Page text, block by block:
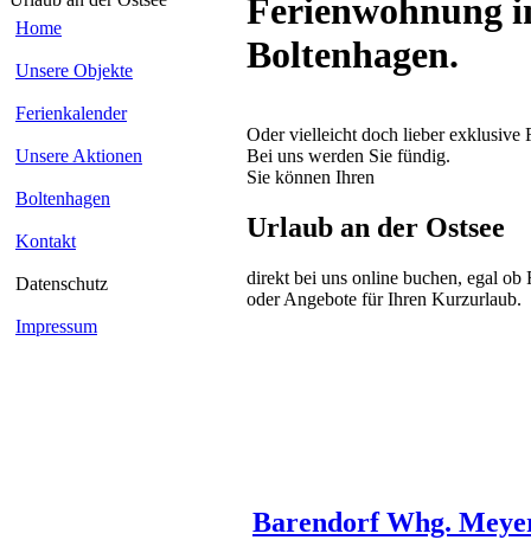
Ferienwohnung
Boltenhagen.
Oder vielleicht doch lieber exklusive
Bei uns werden Sie fündig.
Sie können Ihren
Urlaub an der Ostsee
direkt bei uns online buchen, egal
oder Angebote für Ihren Kurzurlaub.
Barendorf Whg.
Home
Unsere Objekte
Ferienkalender
Unsere Aktionen
Boltenhagen
Kontakt
Datenschutz
Impressum